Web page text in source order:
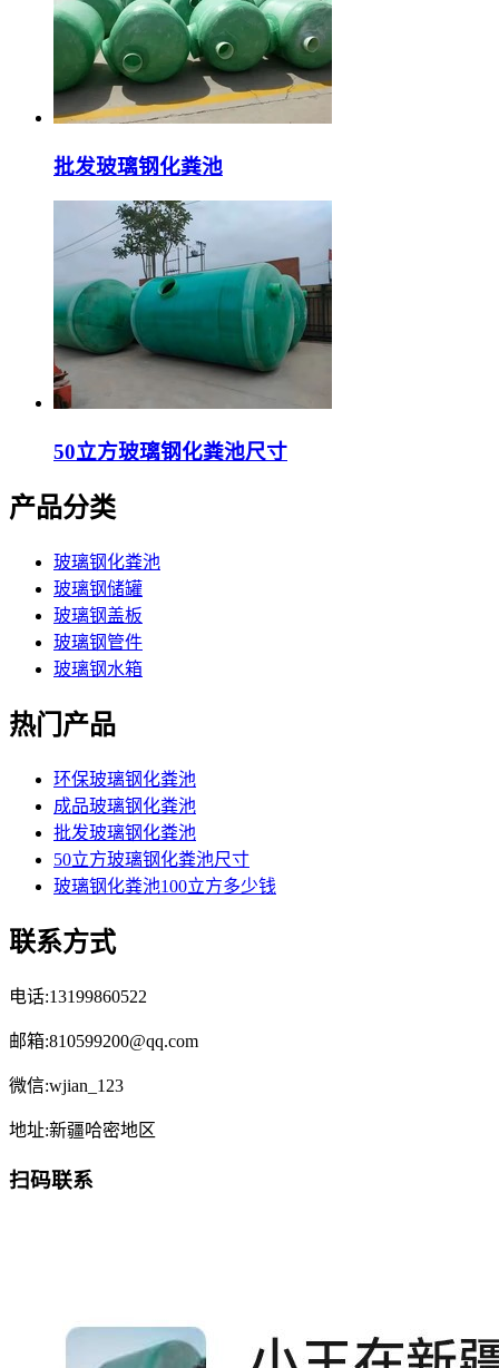
批发玻璃钢化粪池
50立方玻璃钢化粪池尺寸
产品分类
玻璃钢化粪池
玻璃钢储罐
玻璃钢盖板
玻璃钢管件
玻璃钢水箱
热门产品
环保玻璃钢化粪池
成品玻璃钢化粪池
批发玻璃钢化粪池
50立方玻璃钢化粪池尺寸
玻璃钢化粪池100立方多少钱
联系方式
电话:13199860522
邮箱:810599200@qq.com
微信:wjian_123
地址:新疆哈密地区
扫码联系